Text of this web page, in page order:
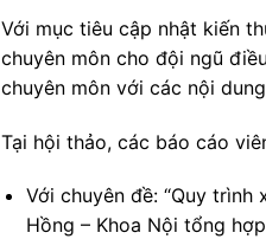
Với mục tiêu cập nhật kiến
chuyên môn cho đội ngũ
chuyên môn với các nội
Tại hội thảo, các báo cáo
Với chuyên đề: “Quy trình
Hồng – Khoa Nội tổng